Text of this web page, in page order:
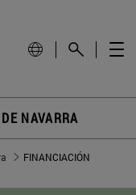
NAVARRA
FINANCIACIÓN